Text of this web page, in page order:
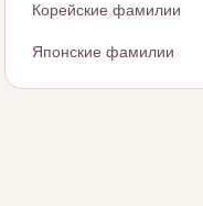
Корейские фамилии
Японские фамилии